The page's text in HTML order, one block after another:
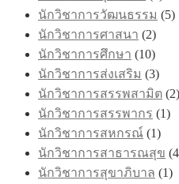
นักวิชาการวัฒนธรรม (5)
นักวิชาการศาสนา (2)
นักวิชาการศึกษา (10)
นักวิชาการส่งเสริม (3)
นักวิชาการสรรพสามิต (2)
นักวิชาการสรรพากร (1)
นักวิชาการสหกรณ์ (1)
นักวิชาการสาธารณสุข
นักวิชาการสุขาภิบาล (1)